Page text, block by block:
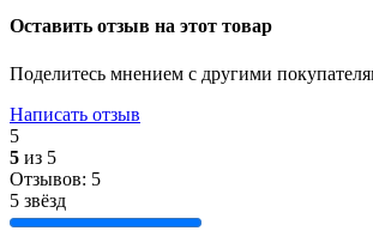
Оставить отзыв на этот товар
Поделитесь мнением с другими
Написать отзыв
5
5 из 5
Отзывов: 5
5 звёзд